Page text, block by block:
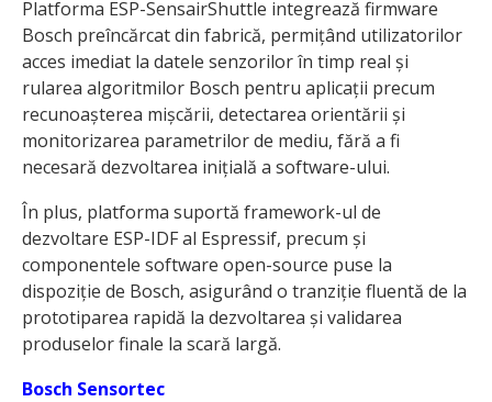
Platforma ESP-SensairShuttle integrează firmware
Bosch preîncărcat din fabrică, permițând utilizatorilor
acces imediat la datele senzorilor în timp real și
rularea algoritmilor Bosch pentru aplicații precum
recunoașterea mișcării, detectarea orientării și
monitorizarea parametrilor de mediu, fără a fi
necesară dezvoltarea inițială a software-ului.
În plus, platforma suportă framework-ul de
dezvoltare ESP-IDF al Espressif, precum și
componentele software open-source puse la
dispoziție de Bosch, asigurând o tranziție fluentă de la
prototiparea rapidă la dezvoltarea și validarea
produselor finale la scară largă.
Bosch Sensortec